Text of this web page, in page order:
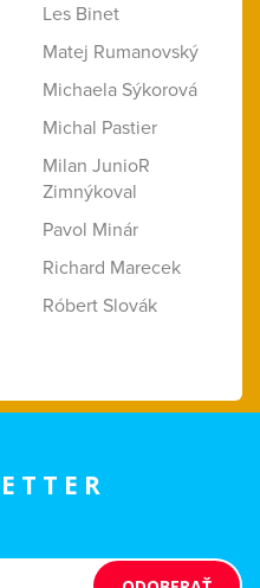
Les Binet
Matej Rumanovský
Michaela Sýkorová
Michal Pastier
Milan JunioR
Zimnýkoval
Pavol Minár
Richard Marecek
Róbert Slovák